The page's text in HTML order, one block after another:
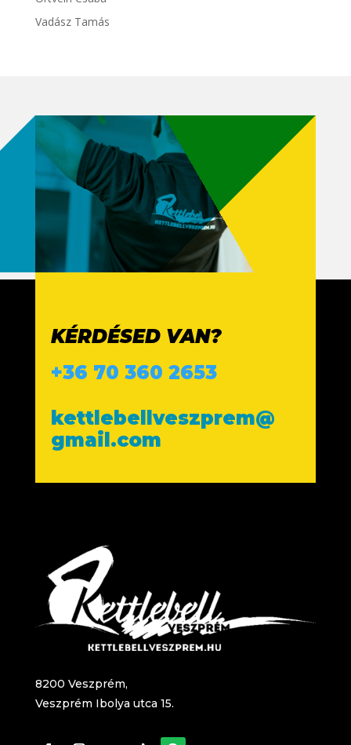
Vadász Tamás
KÉRDÉSED VAN?
+36 70 360 2653
kettlebellveszprem@
gmail.com
8200 Veszprém,
Veszprém Ibolya utca 15.